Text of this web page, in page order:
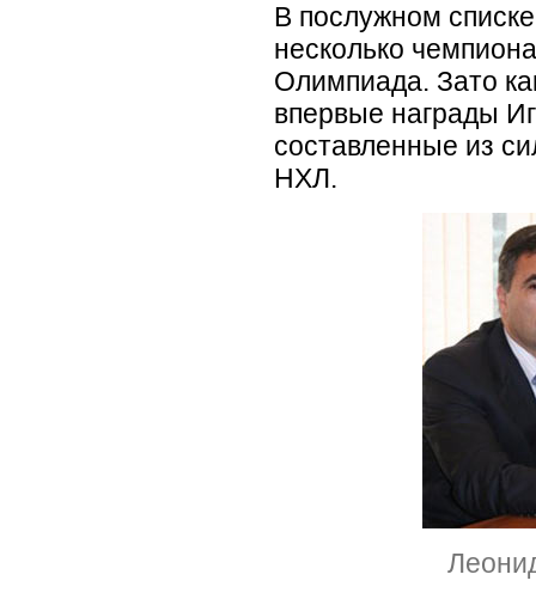
В послужном
несколько
Олимпиада. Зато
впервые награды
составленные из
НХЛ.